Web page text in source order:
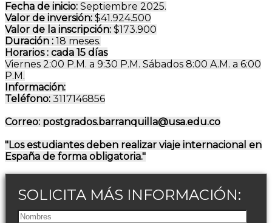
Fecha de inicio: Septiembre 2025.
Valor de inversión: $41.924.500
Valor de la inscripción: $173.900
Duración : 18 meses.
Horarios : cada 15 días
Viernes 2:00 P.M. a 9:30 P.M. Sábados 8:00 A.M. a 6:00
P.M.
Información:
Teléfono: 3117146856
Correo: postgrados.barranquilla@usa.edu.co
"Los estudiantes deben realizar viaje internacional en
España de forma obligatoria."
SOLICITA MÁS INFORMACIÓN: